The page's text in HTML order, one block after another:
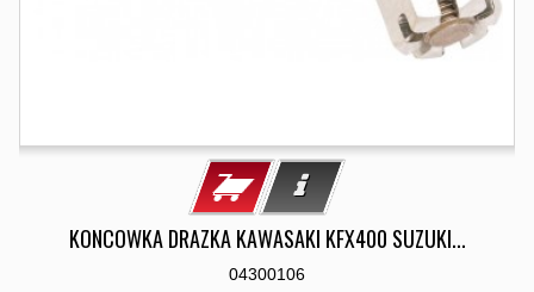
KONCOWKA DRAZKA KAWASAKI KFX400 SUZUKI...
04300106